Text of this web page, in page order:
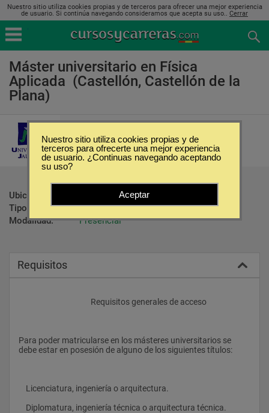
Nuestro sitio utiliza cookies propias y de terceros para ofrecer una mejor experiencia
de usuario. Si continúa navegando consideramos que acepta su uso.. Cerrar
Máster universitario en Física
Aplicada (Castellón, Castellón de la
Plana)
Universidad Jaume I
Ubicación:
Castellón - Castellón de la Plana
Tipo:
Maestrías
Modalidad:
Presencial
Requisitos
					Requisitos generales de acceso
Para poder matricularse en los másteres universitarios se
debe estar en posesión de alguno de los siguientes títulos:
    Licenciatura, ingeniería o arquitectura.
    Diplomatura, ingeniería técnica o arquitectura técnica.
Nuestro sitio utiliza cookies propias y de
terceros para ofrecerte una mejor experiencia
de usuario. ¿Continuas navegando aceptando
su uso?
Aceptar